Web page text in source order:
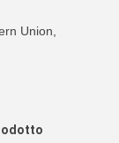
Union,